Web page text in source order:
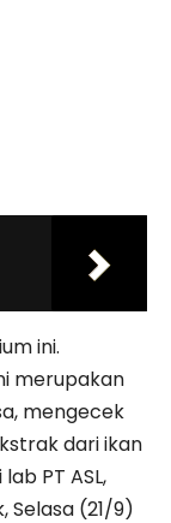
ini.
merupakan
mengecek
dari ikan
PT ASL,
Selasa (21/9)